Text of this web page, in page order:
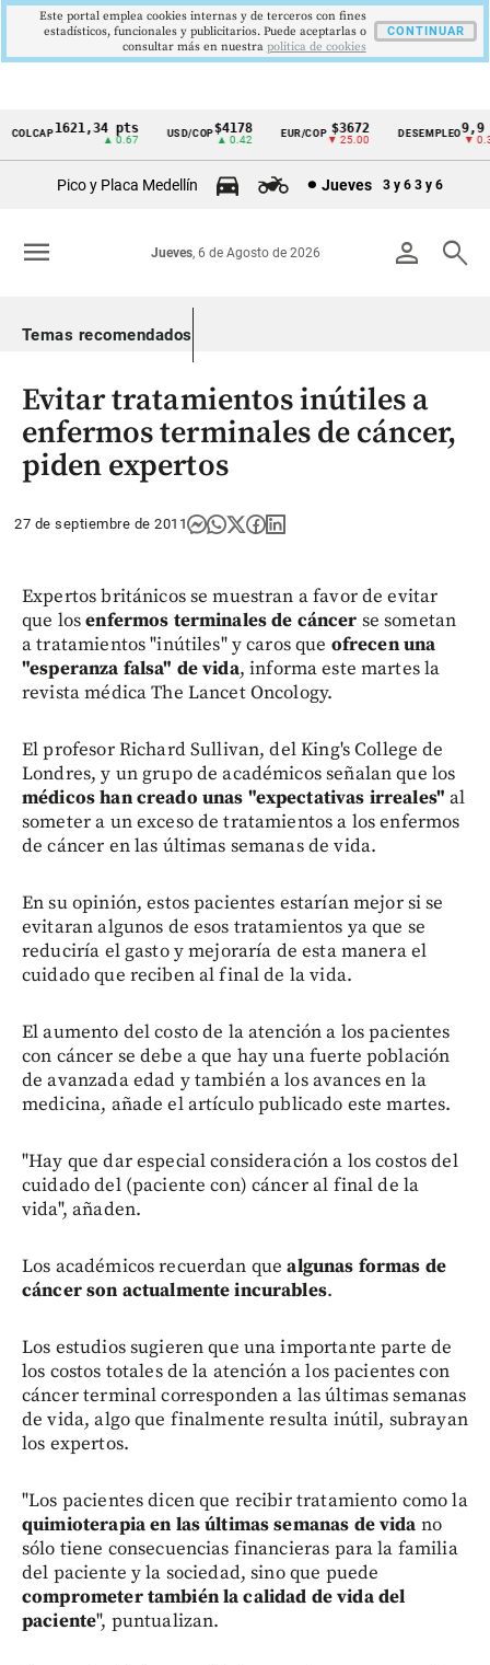
Cintillo
Colombia
1621,34 pts
▲ 0.67
USD/COP$4178
▲ 0.42
EUR/COP $3672
▼ 25.00
DESEMPLEO 9,9 %
▼ 0.30
Pico y Placa Medellín Jueves 3 y 6 3 y 6
person search
Jueves, 6 de Agosto de 2026
menu
Temas recomendados
Evitar tratamientos inútiles a
enfermos terminales de cáncer,
piden expertos
27 de septiembre de 2011
Expertos británicos se muestran a favor de evitar
que losenfermos terminales de cáncer se sometan
a tratamientos "inútiles" y caros que ofrecen una
"esperanza falsa" de vida, informa este martes la
revista médica The Lancet Oncology.
El profesor Richard Sullivan, del King's College de
Londres, y un grupo de académicos señalan que los
médicos han creado unas "expectativas irreales" al
someter a un exceso de tratamientos a los enfermos
de cáncer en las últimas semanas de vida.
En su opinión, estos pacientes estarían mejor si se
evitaran algunos de esos tratamientos ya que se
reduciría el gasto y mejoraría de esta manera el
cuidado que reciben al final de la vida.
El aumento del costo de la atención a los pacientes
con cáncer se debe a que hay una fuerte población
de avanzada edad y también a los avances en la
medicina, añade el artículo publicado este martes.
"Hay que dar especial consideración a los costos del
cuidado del (paciente con) cáncer al final de la
vida", añaden.
Los académicos recuerdan que algunas formas de
cáncer son actualmente incurables.
Los estudios sugieren que una importante parte de
los costos totales de la atención a los pacientes con
cáncer terminal corresponden a las últimas semanas
de vida, algo que finalmente resulta inútil, subrayan
los expertos.
"Los pacientes dicen que recibir tratamiento como la
quimioterapia en las últimas semanas de vida no
sólo tiene consecuencias financieras para la familia
del paciente y la sociedad, sino que puede
comprometer también la calidad de vida del
paciente", puntualizan.
Este portal emplea cookies internas y de terceros con fines
estadísticos, funcionales y publicitarios. Puede aceptarlas o
consultar más en nuestra politica de cookies
CONTINUAR